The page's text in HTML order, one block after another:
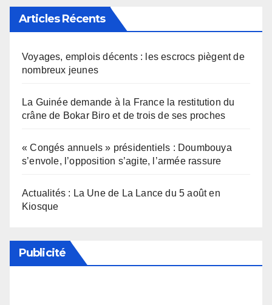
Articles Récents
Voyages, emplois décents : les escrocs piègent de
nombreux jeunes
La Guinée demande à la France la restitution du
crâne de Bokar Biro et de trois de ses proches
« Congés annuels » présidentiels : Doumbouya
s’envole, l’opposition s’agite, l’armée rassure
Actualités : La Une de La Lance du 5 août en
Kiosque
Publicité